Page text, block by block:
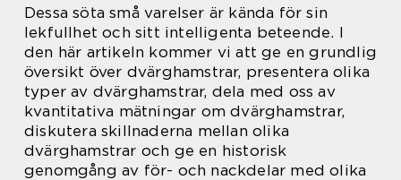
Dessa söta små varelser är kända för sin
lekfullhet och sitt intelligenta beteende. I
den här artikeln kommer vi att ge en grundlig
översikt över dvärghamstrar, presentera olika
typer av dvärghamstrar, dela med oss av
kvantitativa mätningar om dvärghamstrar,
diskutera skillnaderna mellan olika
dvärghamstrar och ge en historisk
genomgång av för- och nackdelar med olika